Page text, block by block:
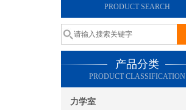
PRODUCT SEARCH
产品分类
PRODUCT CLASSIFICATION
力学室